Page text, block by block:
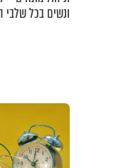
ונשים בכל שלבי